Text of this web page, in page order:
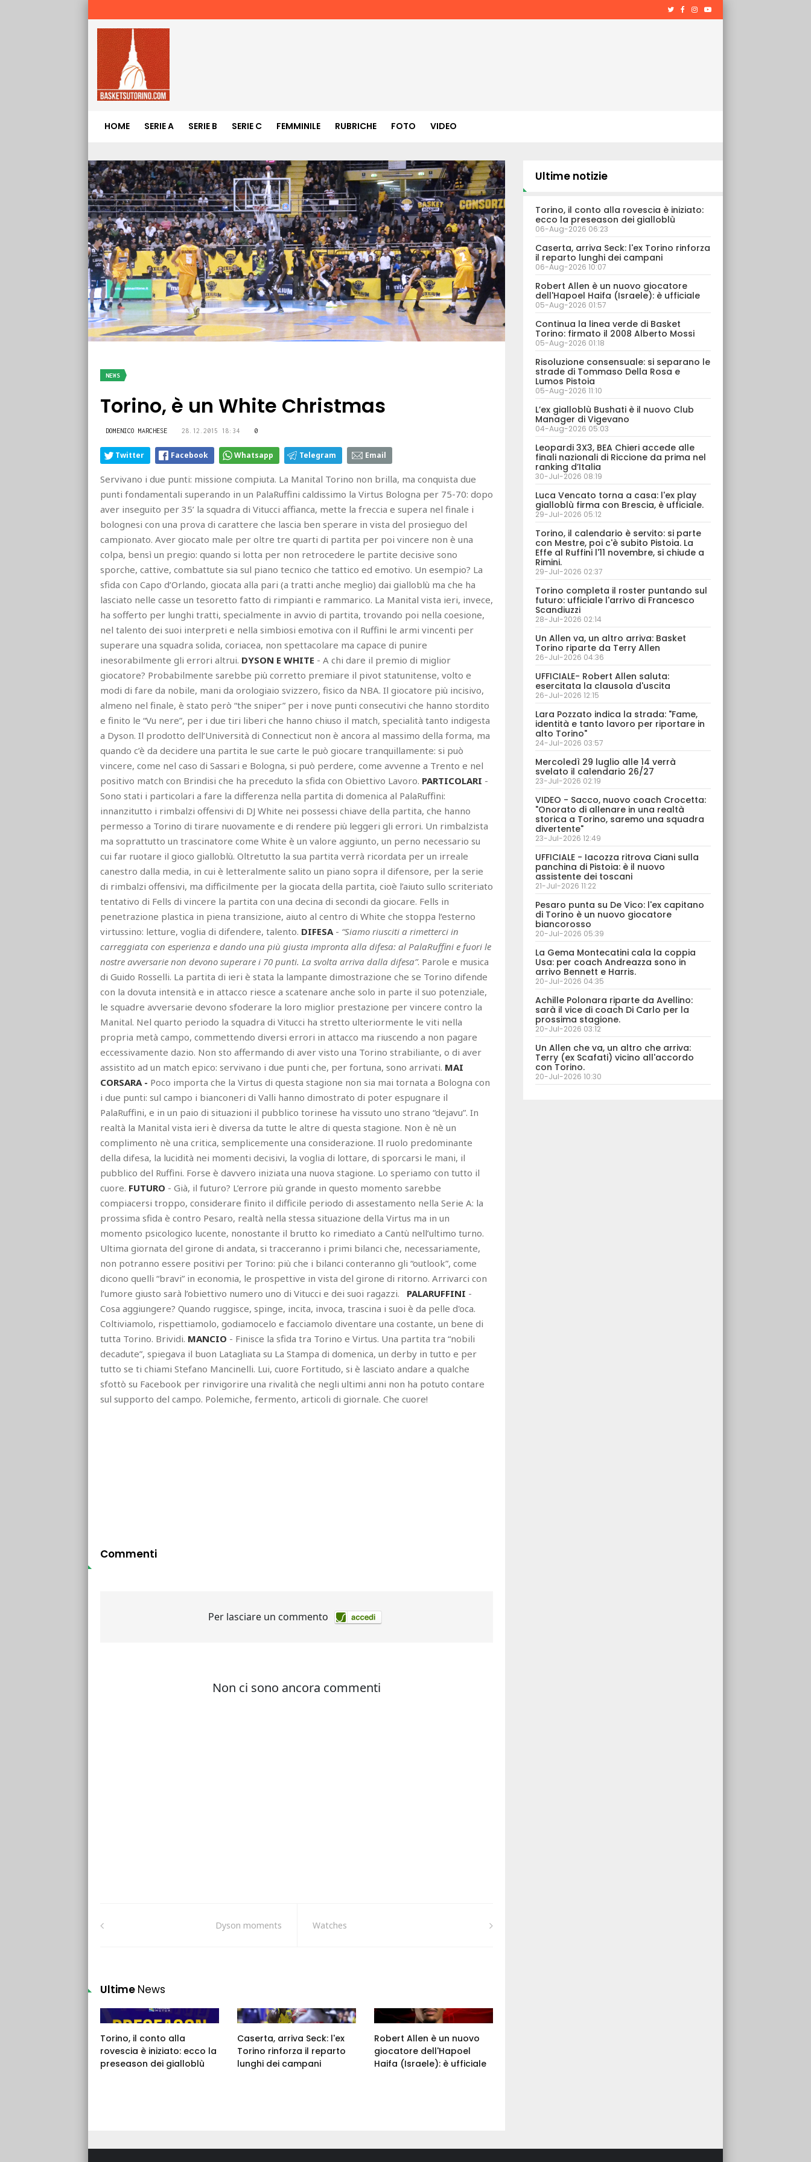
HOME SERIE A SERIE B SERIE C FEMMINILE RUBRICHE FOTO VIDEO
NEWS
Torino, è un White Christmas
DOMENICO MARCHESE 28.12.2015 18:34 0
Twitter Facebook Whatsapp Telegram Email
Servivano i due punti: missione compiuta. La Manital Torino non brilla, ma conquista due
punti fondamentali superando in un PalaRuffini caldissimo la Virtus Bologna per 75-70: dopo
aver inseguito per 35’ la squadra di Vitucci affianca, mette la freccia e supera nel finale i
bolognesi con una prova di carattere che lascia ben sperare in vista del prosieguo del
campionato. Aver giocato male per oltre tre quarti di partita per poi vincere non è una
colpa, bensì un pregio: quando si lotta per non retrocedere le partite decisive sono
sporche, cattive, combattute sia sul piano tecnico che tattico ed emotivo. Un esempio? La
sfida con Capo d’Orlando, giocata alla pari (a tratti anche meglio) dai gialloblù ma che ha
lasciato nelle casse un tesoretto fatto di rimpianti e rammarico. La Manital vista ieri, invece,
ha sofferto per lunghi tratti, specialmente in avvio di partita, trovando poi nella coesione,
nel talento dei suoi interpreti e nella simbiosi emotiva con il Ruffini le armi vincenti per
superare una squadra solida, coriacea, non spettacolare ma capace di punire
inesorabilmente gli errori altrui. DYSON E WHITE - A chi dare il premio di miglior
giocatore? Probabilmente sarebbe più corretto premiare il pivot statunitense, volto e
modi di fare da nobile, mani da orologiaio svizzero, fisico da NBA. Il giocatore più incisivo,
almeno nel finale, è stato però “the sniper” per i nove punti consecutivi che hanno stordito
e finito le “Vu nere”, per i due tiri liberi che hanno chiuso il match, specialità tanto indigesta
a Dyson. Il prodotto dell’Università di Connecticut non è ancora al massimo della forma, ma
quando c’è da decidere una partita le sue carte le può giocare tranquillamente: si può
vincere, come nel caso di Sassari e Bologna, si può perdere, come avvenne a Trento e nel
positivo match con Brindisi che ha preceduto la sfida con Obiettivo Lavoro. PARTICOLARI -
Sono stati i particolari a fare la differenza nella partita di domenica al PalaRuffini:
innanzitutto i rimbalzi offensivi di DJ White nei possessi chiave della partita, che hanno
permesso a Torino di tirare nuovamente e di rendere più leggeri gli errori. Un rimbalzista
ma soprattutto un trascinatore come White è un valore aggiunto, un perno necessario su
cui far ruotare il gioco gialloblù. Oltretutto la sua partita verrà ricordata per un irreale
canestro dalla media, in cui è letteralmente salito un piano sopra il difensore, per la serie
di rimbalzi offensivi, ma difficilmente per la giocata della partita, cioè l’aiuto sullo scriteriato
tentativo di Fells di vincere la partita con una decina di secondi da giocare. Fells in
penetrazione plastica in piena transizione, aiuto al centro di White che stoppa l’esterno
virtussino: letture, voglia di difendere, talento. DIFESA - “Siamo riusciti a rimetterci in
carreggiata con esperienza e dando una più giusta impronta alla difesa: al PalaRuffini e fuori le
nostre avversarie non devono superare i 70 punti. La svolta arriva dalla difesa”. Parole e musica
di Guido Rosselli. La partita di ieri è stata la lampante dimostrazione che se Torino difende
con la dovuta intensità e in attacco riesce a scatenare anche solo in parte il suo potenziale,
le squadre avversarie devono sfoderare la loro miglior prestazione per vincere contro la
Manital. Nel quarto periodo la squadra di Vitucci ha stretto ulteriormente le viti nella
propria metà campo, commettendo diversi errori in attacco ma riuscendo a non pagare
eccessivamente dazio. Non sto affermando di aver visto una Torino strabiliante, o di aver
assistito ad un match epico: servivano i due punti che, per fortuna, sono arrivati. MAI
CORSARA - Poco importa che la Virtus di questa stagione non sia mai tornata a Bologna con
i due punti: sul campo i bianconeri di Valli hanno dimostrato di poter espugnare il
PalaRuffini, e in un paio di situazioni il pubblico torinese ha vissuto uno strano “dejavu”. In
realtà la Manital vista ieri è diversa da tutte le altre di questa stagione. Non è nè un
complimento nè una critica, semplicemente una considerazione. Il ruolo predominante
della difesa, la lucidità nei momenti decisivi, la voglia di lottare, di sporcarsi le mani, il
pubblico del Ruffini. Forse è davvero iniziata una nuova stagione. Lo speriamo con tutto il
cuore. FUTURO - Già, il futuro? L’errore più grande in questo momento sarebbe
compiacersi troppo, considerare finito il difficile periodo di assestamento nella Serie A: la
prossima sfida è contro Pesaro, realtà nella stessa situazione della Virtus ma in un
momento psicologico lucente, nonostante il brutto ko rimediato a Cantù nell’ultimo turno.
Ultima giornata del girone di andata, si tracceranno i primi bilanci che, necessariamente,
non potranno essere positivi per Torino: più che i bilanci conteranno gli “outlook”, come
dicono quelli “bravi” in economia, le prospettive in vista del girone di ritorno. Arrivarci con
l’umore giusto sarà l’obiettivo numero uno di Vitucci e dei suoi ragazzi. PALARUFFINI -
Cosa aggiungere? Quando ruggisce, spinge, incita, invoca, trascina i suoi è da pelle d'oca.
Coltiviamolo, rispettiamolo, godiamocelo e facciamolo diventare una costante, un bene di
tutta Torino. Brividi. MANCIO - Finisce la sfida tra Torino e Virtus. Una partita tra “nobili
decadute”, spiegava il buon Latagliata su La Stampa di domenica, un derby in tutto e per
tutto se ti chiami Stefano Mancinelli. Lui, cuore Fortitudo, si è lasciato andare a qualche
sfottò su Facebook per rinvigorire una rivalità che negli ultimi anni non ha potuto contare
sul supporto del campo. Polemiche, fermento, articoli di giornale. Che cuore!
Commenti
Dyson moments Watches
Ultime News
Torino, il conto alla
rovescia è iniziato: ecco la
preseason dei gialloblù
Caserta, arriva Seck: l'ex
Torino rinforza il reparto
lunghi dei campani
Robert Allen è un nuovo
giocatore dell'Hapoel
Haifa (Israele): è ufficiale
Ultime notizie
Torino, il conto alla rovescia è iniziato:
ecco la preseason dei gialloblù
06-Aug-2026 06:23
Caserta, arriva Seck: l'ex Torino rinforza
il reparto lunghi dei campani
06-Aug-2026 10:07
Robert Allen è un nuovo giocatore
dell'Hapoel Haifa (Israele): è ufficiale
05-Aug-2026 01:57
Continua la linea verde di Basket
Torino: firmato il 2008 Alberto Mossi
05-Aug-2026 01:18
Risoluzione consensuale: si separano le
strade di Tommaso Della Rosa e
Lumos Pistoia
05-Aug-2026 11:10
L’ex gialloblù Bushati è il nuovo Club
Manager di Vigevano
04-Aug-2026 05:03
Leopardi 3X3, BEA Chieri accede alle
finali nazionali di Riccione da prima nel
ranking d’Italia
30-Jul-2026 08:19
Luca Vencato torna a casa: l'ex play
gialloblù firma con Brescia, è ufficiale.
29-Jul-2026 05:12
Torino, il calendario è servito: si parte
con Mestre, poi c'è subito Pistoia. La
Effe al Ruffini l'11 novembre, si chiude a
Rimini.
29-Jul-2026 02:37
Torino completa il roster puntando sul
futuro: ufficiale l'arrivo di Francesco
Scandiuzzi
28-Jul-2026 02:14
Un Allen va, un altro arriva: Basket
Torino riparte da Terry Allen
26-Jul-2026 04:36
UFFICIALE- Robert Allen saluta:
esercitata la clausola d'uscita
26-Jul-2026 12:15
Lara Pozzato indica la strada: "Fame,
identità e tanto lavoro per riportare in
alto Torino"
24-Jul-2026 03:57
Mercoledì 29 luglio alle 14 verrà
svelato il calendario 26/27
23-Jul-2026 02:19
VIDEO - Sacco, nuovo coach Crocetta:
"Onorato di allenare in una realtà
storica a Torino, saremo una squadra
divertente"
23-Jul-2026 12:49
UFFICIALE - Iacozza ritrova Ciani sulla
panchina di Pistoia: è il nuovo
assistente dei toscani
21-Jul-2026 11:22
Pesaro punta su De Vico: l'ex capitano
di Torino è un nuovo giocatore
biancorosso
20-Jul-2026 05:39
La Gema Montecatini cala la coppia
Usa: per coach Andreazza sono in
arrivo Bennett e Harris.
20-Jul-2026 04:35
Achille Polonara riparte da Avellino:
sarà il vice di coach Di Carlo per la
prossima stagione.
20-Jul-2026 03:12
Un Allen che va, un altro che arriva:
Terry (ex Scafati) vicino all'accordo
con Torino.
20-Jul-2026 10:30